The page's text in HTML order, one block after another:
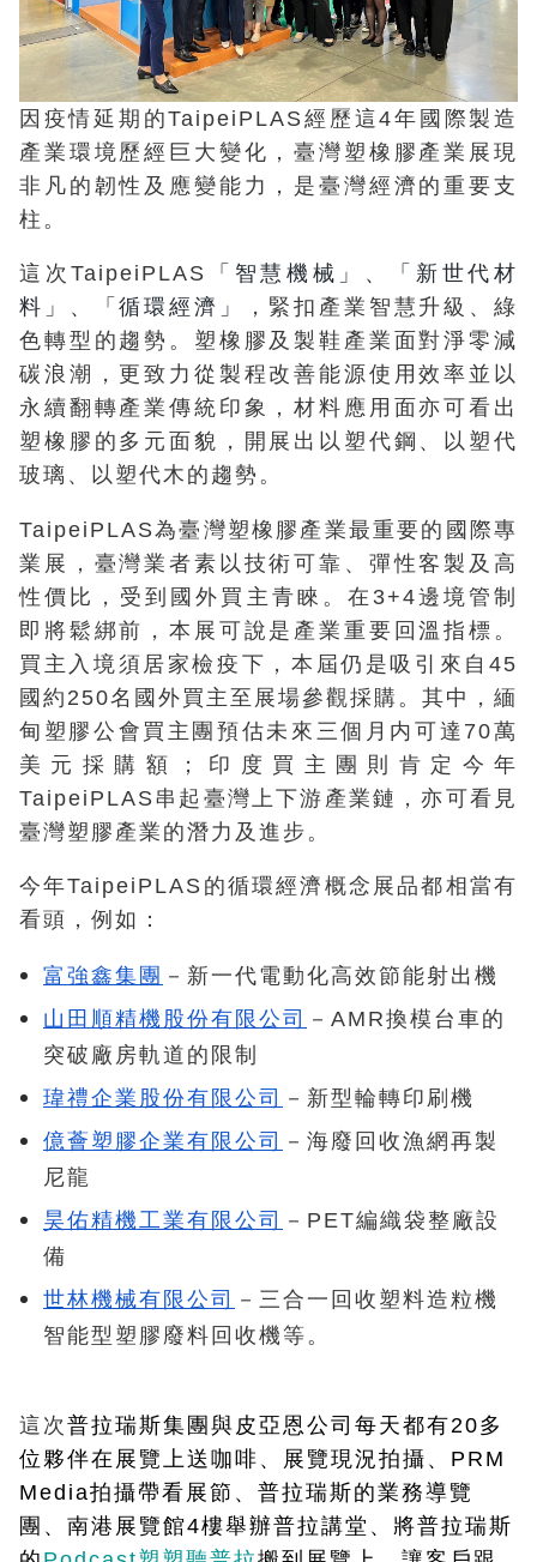
因疫情延期的TaipeiPLAS經歷這4年國際製造
產業環境歷經巨大變化，臺灣塑橡膠產業展現
非凡的韌性及應變能力，是臺灣經濟的重要支
柱。
這次TaipeiPLAS
「智慧機械」、「新世代材
料」、「循環經濟」
，緊扣產業智慧升級、綠
色轉型的趨勢。塑橡膠及製鞋產業面對淨零減
碳浪潮，更致力從製程改善能源使用效率並以
永續翻轉產業傳統印象，材料應用面亦可看出
塑橡膠的多元面貌，開展出以塑代鋼、以塑代
玻璃、以塑代木的趨勢。
TaipeiPLAS為臺灣塑橡膠產業最重要的國際專
業展，臺灣業者素以技術可靠、彈性客製及高
性價比，受到國外買主青睞。在3+4邊境管制
即將鬆綁前，本展可說是產業重要回溫指標。
買主入境須居家檢疫下，本屆仍是吸引來自45
國約250名國外買主至展場參觀採購。其中，緬
甸塑膠公會買主團預估未來三個月内可達70萬
美元採購額；印度買主團則肯定今年
TaipeiPLAS串起臺灣上下游產業鏈，亦可看見
臺灣塑膠產業的潛力及進步。
今年TaipeiPLAS的循環經濟概念展品都相當有
看頭，例如：
富強鑫集團 －新一代電動化高效節能射出機
山田順精機股份有限公司 －AMR換模台車的
突破廠房軌道的限制
瑋禮企業股份有限公司 －新型輪轉印刷機
億薈塑膠企業有限公司 －海廢回收漁網再製
尼龍
昊佑精機工業有限公司 －PET編織袋整廠設
備
世林機械有限公司 －三合一回收塑料造粒機
智能型塑膠廢料回收機等。
這次 普拉瑞斯集團與皮亞恩公司每天都有20多
位夥伴在展覽上送咖啡、展覽現況拍攝、PRM
Media拍攝帶看展節、普拉瑞斯的業務導覽
團、南港展覽館4樓舉辦普拉講堂、將普拉瑞斯